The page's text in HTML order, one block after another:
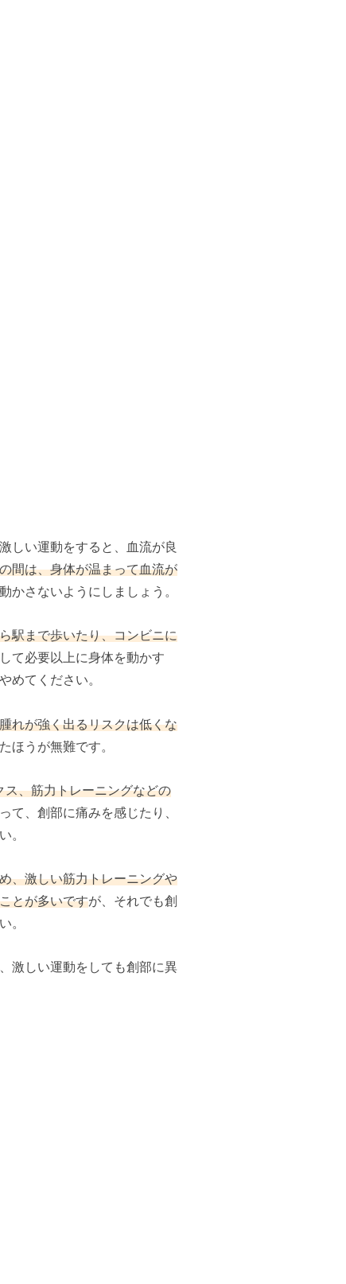
しい運動をすると、血流が良
間は、身体が温まって血流が
かさないようにしましょう。
駅まで歩いたり、コンビニに
て必要以上に身体を動かす
めてください。
れが強く出るリスクは低くな
ほうが無難です。
、筋力トレーニングなどの
て、創部に痛みを感じたり、
。
、激しい筋力トレーニングや
とが多いですが、それでも創
。
激しい運動をしても創部に異